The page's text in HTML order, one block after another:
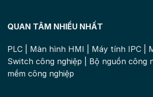
QUAN TÂM NHIỀU NHẤT
PLC Màn hình HMI Máy tính IPC
Switch công nghiệp
Bộ nguồn công
mềm công nghiệp